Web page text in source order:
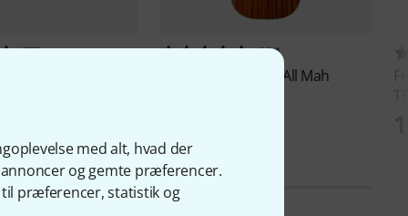
med alt, hvad der
og gemte præferencer.
til præferencer, statistik og
77
101
CD-140SCE All Mah